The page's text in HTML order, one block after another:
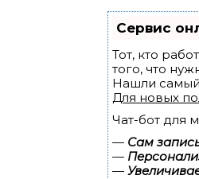
Сервис
Тот, кто
того, что
Нашли
Для новых
Чат-бот для
— Сам
—
—
ПЕРВОГО